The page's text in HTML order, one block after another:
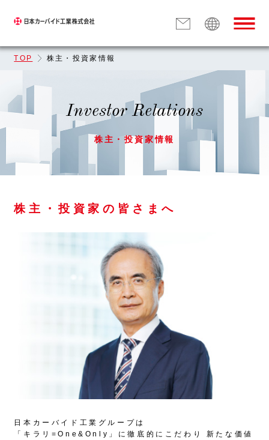
TOP 株主・投資家情報
Investor Relations
株主・投資家情報
株主・投資家の皆さまへ
日本カーバイド工業グループは
「キラリ=One&Only」に徹底的にこだわり
新たな価値